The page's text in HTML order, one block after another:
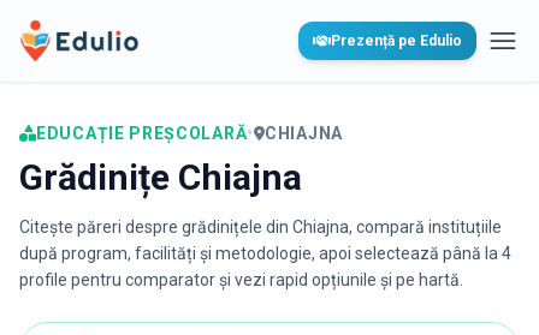
Edulio Prezență pe Edulio
EDUCAȚIE PREȘCOLARĂ• CHIAJNA
Grădinițe Chiajna
Citește păreri despre grădinițele din Chiajna, compară instituțiile
după program, facilități și metodologie, apoi selectează până la 4
profile pentru comparator și vezi rapid opțiunile și pe hartă.